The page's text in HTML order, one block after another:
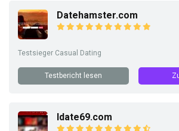
Datehamster.com
Testsieger Casual Dating
Testbericht lesen
Idate69.com